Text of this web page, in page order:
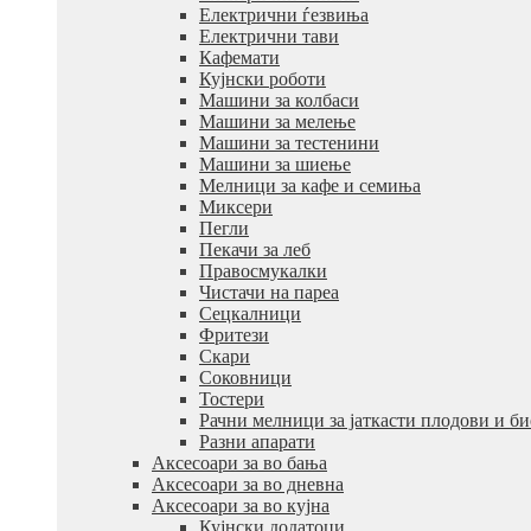
Електрични ѓезвиња
Електрични тави
Кафемати
Кујнски роботи
Машини за колбаси
Машини за мелење
Машини за тестенини
Машини за шиење
Мелници за кафе и семиња
Миксери
Пегли
Пекачи за леб
Правосмукалки
Чистачи на пареа
Сецкалници
Фритези
Скари
Соковници
Тостери
Рачни мелници за јаткасти плодови и
Разни апарати
Аксесоари за во бања
Аксесоари за во дневна
Аксесоари за во кујна
Кујнски додатоци